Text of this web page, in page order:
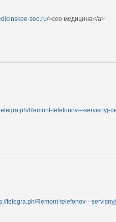
seo.ru/>сео медицина</a>
Remont-telefonov---servisnyj-
telegra.ph/Remont-telefonov---